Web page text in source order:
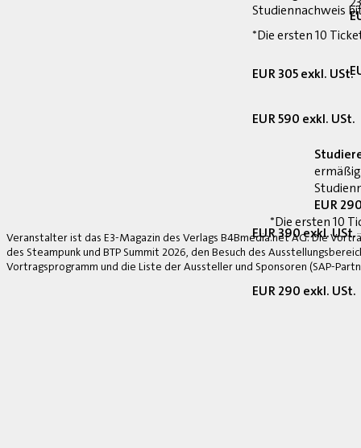
Studiennachweis
*Die ersten 10
EUR 305 exkl. USt.
EUR 590 exkl. USt.
EUR 390 exkl. USt.
EUR 290 exkl. USt.
EUR
*Die ersten 10
Veranstalter ist das E3-Magazin des Verlags B4Bmedia.net AG. Die
des Steampunk und BTP Summit 2026, den Besuch des
Vortragsprogramm und die Liste der Aussteller und Sponsoren (SAP-